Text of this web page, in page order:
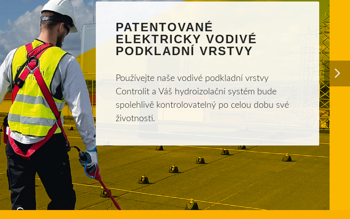
PATENTOVANÉ
ELEKTRICKY VODIVÉ
PODKLADNÍ VRSTVY
Používejte naše vodivé podkladní vrstvy
Controlit a Váš hydroizolační systém bude
spolehlivě kontrolovatelný po celou dobu své
životnosti.